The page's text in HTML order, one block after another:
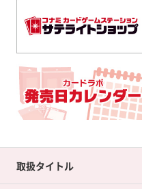
取扱タイトル